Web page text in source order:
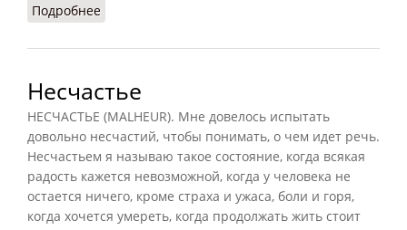
Подробнее
Несчастье
НЕСЧАСТЬЕ (MALHEUR). Мне довелось испытать
довольно несчастий, чтобы понимать, о чем идет речь.
Несчастьем я называю такое состояние, когда всякая
радость кажется невозможной, когда у человека не
остается ничего, кроме страха и ужаса, боли и горя,
когда хочется умереть, когда продолжать жить стоит